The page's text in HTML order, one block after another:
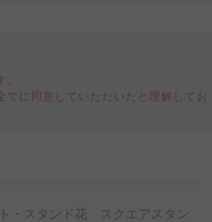
アル祝いなどの様々なお祝
。
て配送方法のご確認くださ
てに同意していただいたと理解してお
・スタンド花 スクエアスタン